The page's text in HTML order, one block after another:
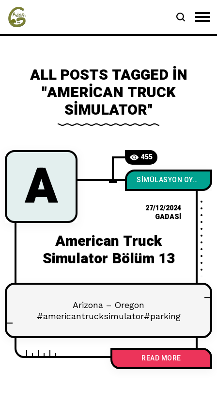
ALL POSTS TAGGED IN
"AMERICAN TRUCK
SIMULATOR"
A 455
SIMÜLASYON OYUNLARI
27/12/2024
GADASI
American Truck
Simulator Bölüm 13
Arizona – Oregon
#americantrucksimulator#parking
READ MORE